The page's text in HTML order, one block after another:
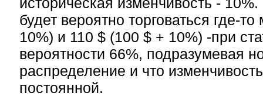
будет вероятно торговаться где-
10%) и 110 $ (100 $ + 10%) -при
вероятности 66%, подразумевая
распределение и что
постоянной.